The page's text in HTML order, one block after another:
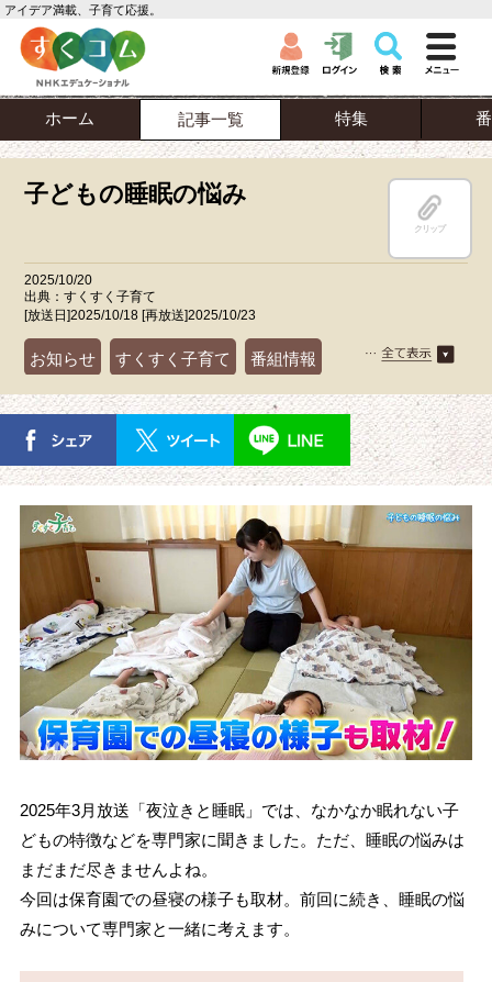
アイデア満載、子育て応援。
ホーム 記事一覧 特集
子どもの睡眠の悩み
クリップ
2025/10/20
出典：すくすく子育て
[放送日]2025/10/18 [再放送]2025/10/23
お知らせ すくすく子育て 番組情報
2025年3月放送「夜泣きと睡眠」では、なかなか眠れない子
どもの特徴などを専門家に聞きました。ただ、睡眠の悩みは
まだまだ尽きませんよね。
今回は保育園での昼寝の様子も取材。前回に続き、睡眠の悩
みについて専門家と一緒に考えます。